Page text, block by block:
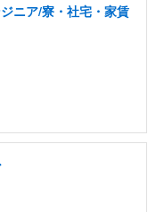
ニア/寮・社宅・家賃